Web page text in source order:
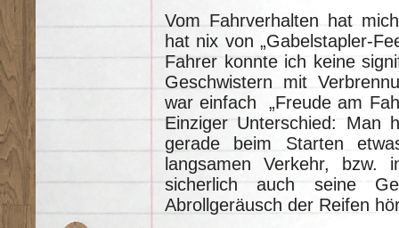
Vom Fahrverhalten hat
hat nix von „Gabelstapler-
Fahrer konnte ich keine
Geschwistern mit
war einfach „Freude am
Einziger Unterschied:
gerade beim Starten
langsamen Verkehr, bzw.
sicherlich auch seine
Abrollgeräusch der Reifen